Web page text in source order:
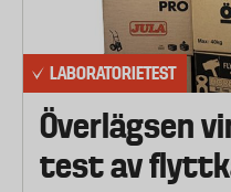
LABORATORIETEST
Överlägsen
test av